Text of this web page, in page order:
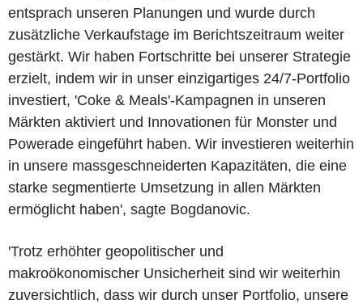
entsprach unseren Planungen und wurde durch
zusätzliche Verkaufstage im Berichtszeitraum weiter
gestärkt. Wir haben Fortschritte bei unserer Strategie
erzielt, indem wir in unser einzigartiges 24/7-Portfolio
investiert, 'Coke & Meals'-Kampagnen in unseren
Märkten aktiviert und Innovationen für Monster und
Powerade eingeführt haben. Wir investieren weiterhin
in unsere massgeschneiderten Kapazitäten, die eine
starke segmentierte Umsetzung in allen Märkten
ermöglicht haben', sagte Bogdanovic.
'Trotz erhöhter geopolitischer und
makroökonomischer Unsicherheit sind wir weiterhin
zuversichtlich, dass wir durch unser Portfolio, unsere